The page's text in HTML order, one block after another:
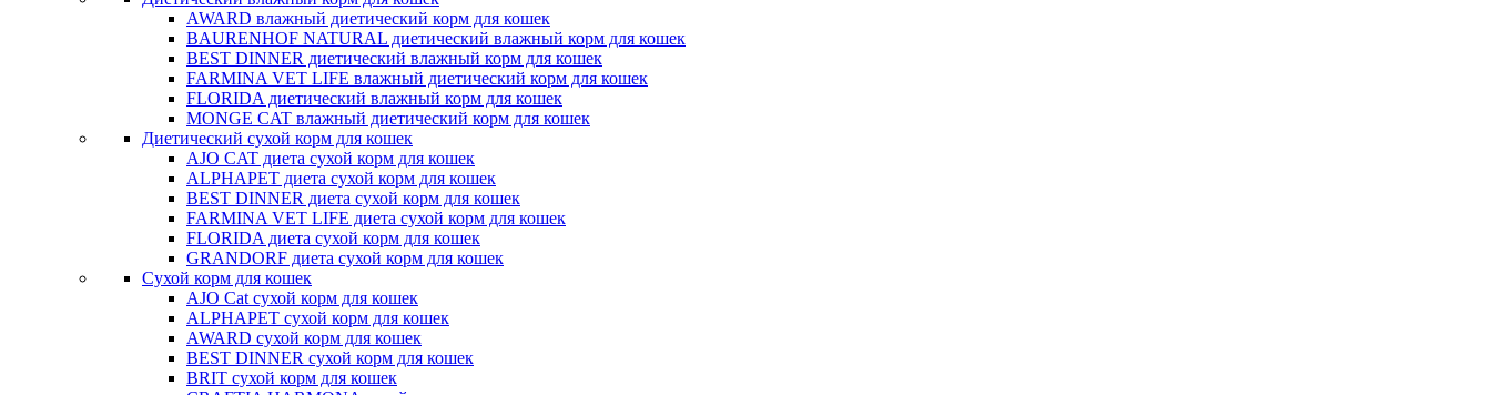
AWARD влажный диетический корм для кошек
BAURENHOF NATURAL диетический влажный корм для кошек
BEST DINNER диетический влажный корм для кошек
FARMINA VET LIFE влажный диетический корм для кошек
FLORIDA диетический влажный корм для кошек
MONGE CAT влажный диетический корм для кошек
Диетический сухой корм для кошек
AJO CAT диета сухой корм для кошек
ALPHAPET диета сухой корм для кошек
BEST DINNER диета сухой корм для кошек
FARMINA VET LIFE диета сухой корм для кошек
FLORIDA диета сухой корм для кошек
GRANDORF диета сухой корм для кошек
Сухой корм для кошек
AJO Cat cухой корм для кошек
ALPHAPET сухой корм для кошек
AWARD сухой корм для кошек
BEST DINNER сухой корм для кошек
BRIT сухой корм для кошек